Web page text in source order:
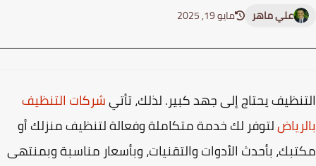
علي ماهر مايو 19, 2025
يحتاج إلى جهد كبير. لذلك، تأتيشركات التنظيف
لتوفر لك خدمة متكاملة وفعالة لتنظيف منزلك أو
بأحدث الأدوات والتقنيات، وبأسعار مناسبة وبمنتهى